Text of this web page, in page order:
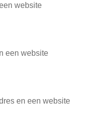
website
een website
en een website